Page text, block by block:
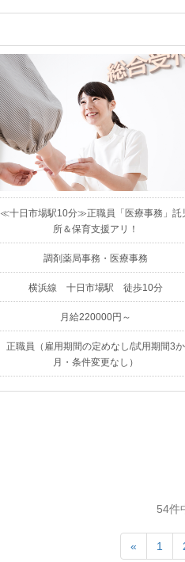
≪十日市場駅10分≫正職員「医療事務」託
所＆保育支援アリ！
調剤薬局事務・医療事務
横浜線 十日市場駅 徒歩10分
月給220000円～
正職員（雇用期間の定めなし/試用期間3か
月・条件変更なし）
54件
« 1